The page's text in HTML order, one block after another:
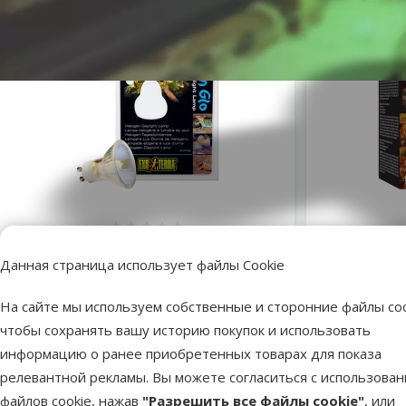
Данная страница использует файлы Cookie
На сайте мы используем собственные и сторонние файлы
чтобы сохранять вашу историю покупок и использовать
информацию о ранее приобретенных товарах для показа
релевантной рекламы. Вы можете согласиться с
файлов cookie, нажав "Разрешить все файлы cookie", или
Halogen, 35 W
Оценка 0%
Цена
5,98 €
-50 %
В наличии В корзину
Planet
Недоступно